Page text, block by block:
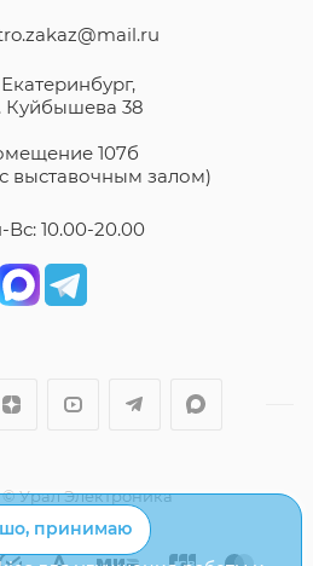
Екатеринбург,
Куйбышева 38
107б
выставочным залом)
Вс: 10.00-20.00
© Урал Электроника
принимаю